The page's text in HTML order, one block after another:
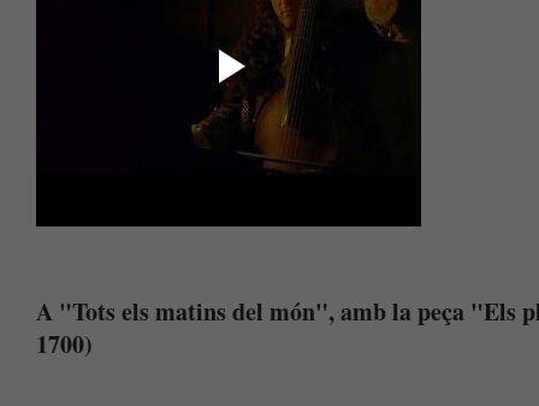
A "Tots els matins del món", amb la peça "Els
1700)